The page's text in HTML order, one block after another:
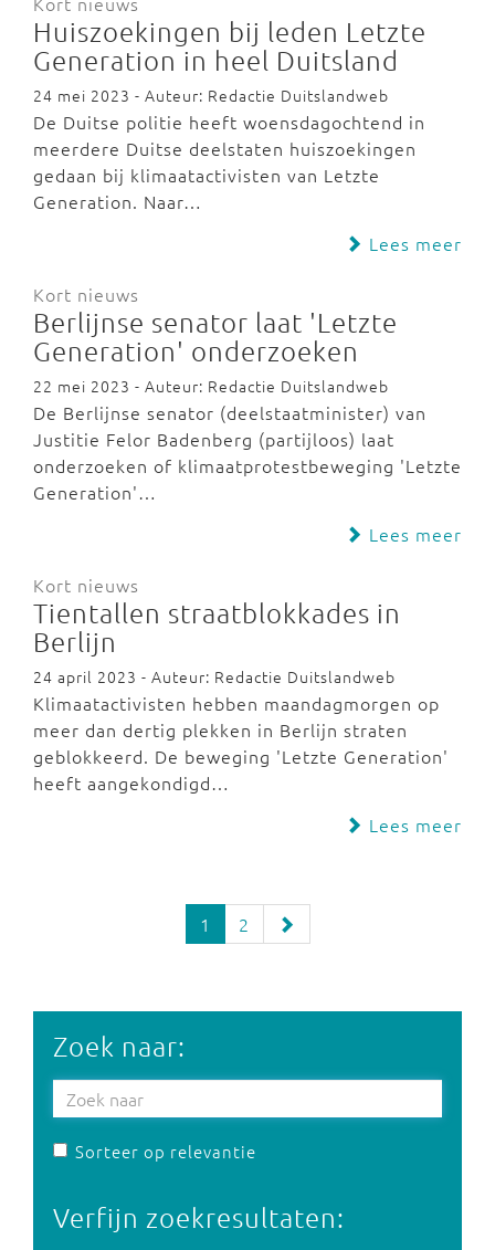
Huiszoekingen bij leden Letzte
Generation in heel Duitsland
24 mei 2023 - Auteur: Redactie Duitslandweb
De Duitse politie heeft woensdagochtend in
meerdere Duitse deelstaten huiszoekingen
gedaan bij klimaatactivisten van Letzte
Generation. Naar…
Lees meer
Kort nieuws
Berlijnse senator laat 'Letzte
Generation' onderzoeken
22 mei 2023 - Auteur: Redactie Duitslandweb
De Berlijnse senator (deelstaatminister) van
Justitie Felor Badenberg (partijloos) laat
onderzoeken of klimaatprotestbeweging 'Letzte
Generation'…
Lees meer
Kort nieuws
Tientallen straatblokkades in
Berlijn
24 april 2023 - Auteur: Redactie Duitslandweb
Klimaatactivisten hebben maandagmorgen op
meer dan dertig plekken in Berlijn straten
geblokkeerd. De beweging 'Letzte Generation'
heeft aangekondigd…
Lees meer
1 2
Zoek naar:
Sorteer op relevantie
Verfijn zoekresultaten: